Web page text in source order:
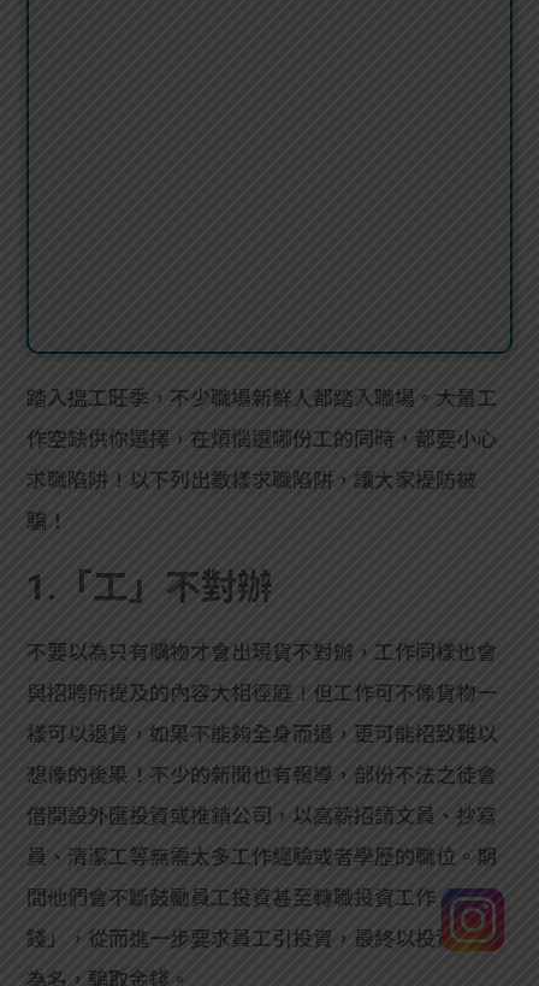
踏入搵工旺季，不少職場新鮮人都踏入職場。大量工
作空缺供你選擇，在煩惱選哪份工的同時，都要小心
求職陷阱！以下列出數樣求職陷阱，讓大家提防被
騙！
1.「工」不對辦
不要以為只有購物才會出現貨不對辦，工作同樣也會
與招聘所提及的內容大相徑庭！但工作可不像貨物一
樣可以退貨，如果不能夠全身而退，更可能招致難以
想像的後果！不少的新聞也有報導，部份不法之徒會
借開設外匯投資或推銷公司，以高薪招請文員、抄寫
員、清潔工等無需太多工作經驗或者學歷的職位。期
間他們會不斷鼓勵員工投資甚至轉職投資工作「搵快
錢」，從而進一步要求員工引投資，最終以投資失敗
為名，騙取金錢。